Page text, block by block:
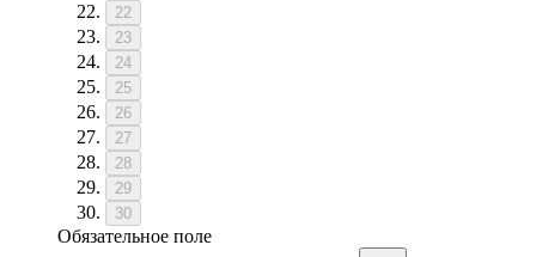
22
23
24
25
26
27
28
29
30
Обязательное поле